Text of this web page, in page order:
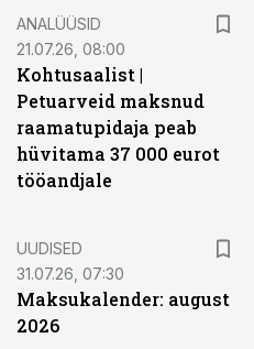
ANALÜÜSID
21.07.26, 08:00
Kohtusaalist |
Petuarveid maksnud
raamatupidaja peab
hüvitama 37 000 eurot
tööandjale
UUDISED
31.07.26, 07:30
Maksukalender: august
2026